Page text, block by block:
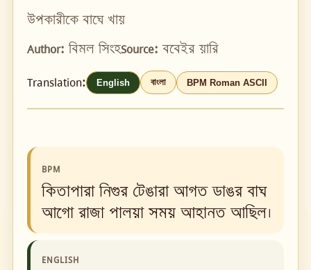
উপকারীকে বাঘে খায়
Author: বিমল সিংহSource: ববেইর য়ারি
Translation:
English বাংলা BPM Roman ASCII
BPM
কিতাপারা নিগুর টেঙারা আগত ডাঙর বাঘ
আগো রাজা পালয়া সময় আহানত আছিল।
ENGLISH